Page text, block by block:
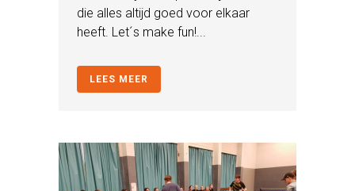
die alles altijd goed voor elkaar
heeft. Let´s make fun!...
LEES MEER